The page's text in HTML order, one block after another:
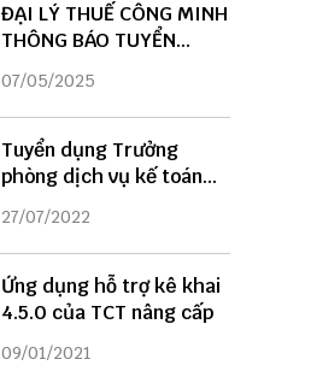
ĐẠI LÝ THUẾ CÔNG MINH
THÔNG BÁO TUYỂN
DỤNG
07/05/2025
Tuyển dụng Trưởng
phòng dịch vụ kế toán
năm 2022
27/07/2022
Ứng dụng hỗ trợ kê khai
4.5.0 của TCT nâng cấp
09/01/2021